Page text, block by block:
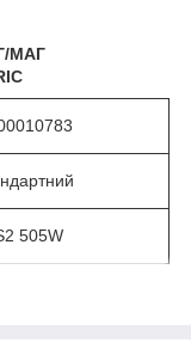
МАГ
505W